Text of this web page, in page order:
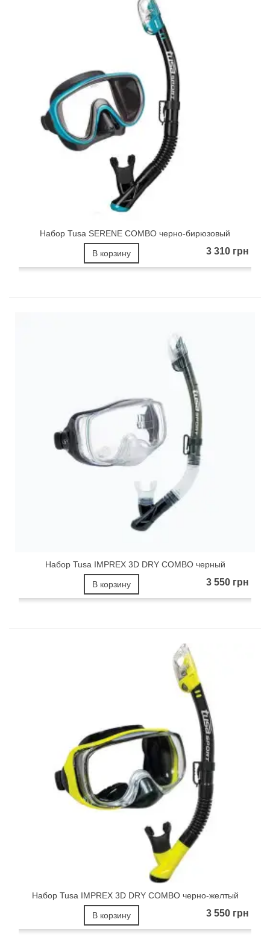
Набор Tusa SERENE COMBO черно-бирюзовый
3 310 грн
В корзину
Набор Tusa IMPREX 3D DRY COMBO черный
3 550 грн
В корзину
Набор Tusa IMPREX 3D DRY COMBO черно-желтый
3 550 грн
В корзину